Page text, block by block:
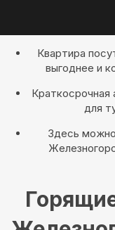
Квартира
выгоднее и
для
Здесь можно